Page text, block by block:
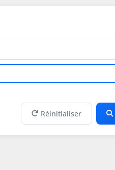
Réinitialiser